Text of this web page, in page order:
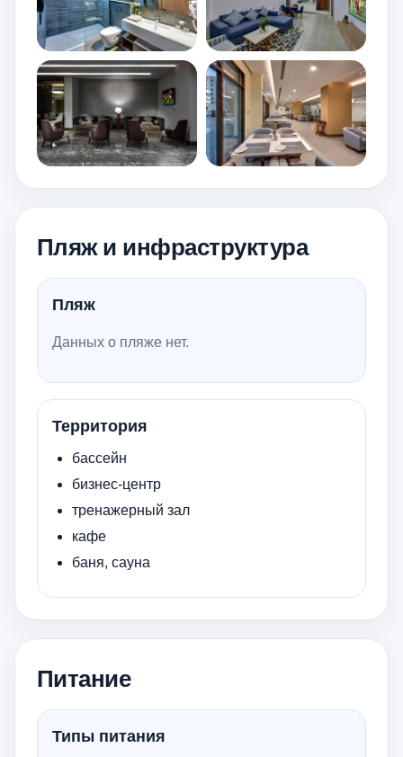
Пляж и инфраструктура
Пляж
Данных о пляже нет.
Территория
бассейн
бизнес-центр
тренажерный зал
кафе
баня, сауна
Питание
Типы питания